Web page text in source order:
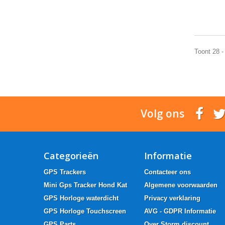
Toont 28
Volg ons
Categorieën
GPS Trackers
Mini Gps Tracker Hond Kat
GPS Horloge waterdicht
GPS Horloge Touchscreen
Informatie
Contacteer ons
Algemene voorwaarden
Privacy verklaring
AVG - GDPR Informatie